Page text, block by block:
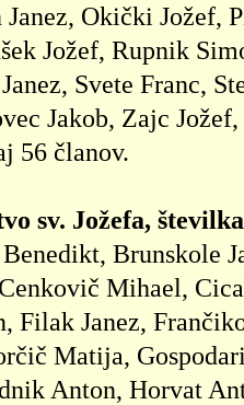
Janez, Okički Jožef,
Jožef, Rupnik
Svete Franc,
Jakob, Zajc
56 članov.
sv. Jožefa,
Brunskole
Mihael,
Filak Janez,
Matija,
Anton, Horvat